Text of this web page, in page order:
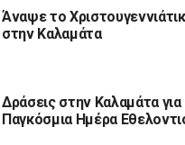
Άναψε το
στην Καλαμάτα
Δράσεις στην Καλαμάτα για
Παγκόσμια Ημέρα